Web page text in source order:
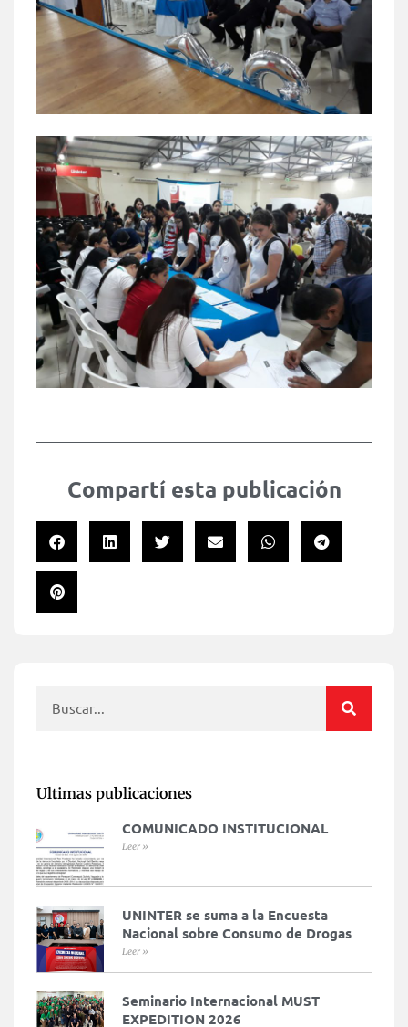
Compartí esta publicación
Ultimas publicaciones
COMUNICADO INSTITUCIONAL
Leer »
UNINTER se suma a la Encuesta
Nacional sobre Consumo de Drogas
Leer »
Seminario Internacional MUST
EXPEDITION 2026